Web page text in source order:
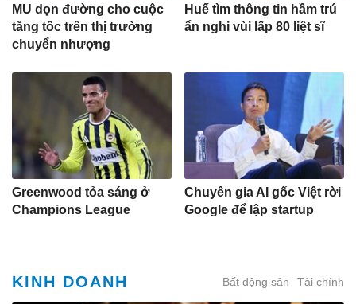
MU dọn đường cho cuộc
tăng tốc trên thị trường
chuyển nhượng
Huế tìm thông tin hầm trú
ẩn nghi vùi lấp 80 liệt sĩ
Greenwood tỏa sáng ở
Champions League
Chuyên gia AI gốc Việt rời
Google để lập startup
KINH DOANH Bất động sản Tài chính